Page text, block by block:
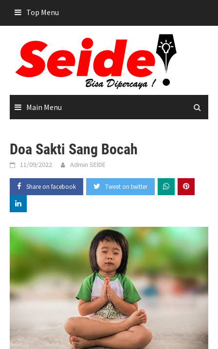
content
Top Menu
Main Menu
Doa Sakti Sang Bocah
11/09/2022 Admin SEIDE
Share on facebook Tweet on twitter